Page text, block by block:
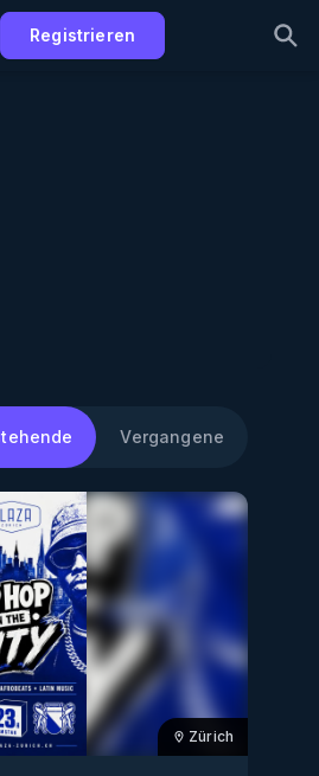
Registrieren
Vergangene
Zürich